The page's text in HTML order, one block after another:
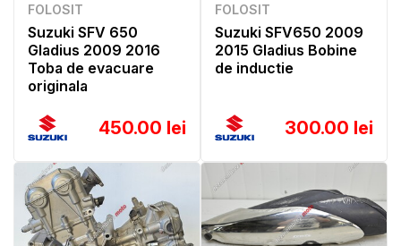
FOLOSIT
Suzuki SFV 650
Gladius 2009 2016
Toba de evacuare
originala
450.00 lei
FOLOSIT
Suzuki SFV650 2009
2015 Gladius Bobine
de inductie
300.00 lei